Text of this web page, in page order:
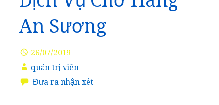
An Sương
26/07/2019
quản trị viên
Đưa ra nhận xét